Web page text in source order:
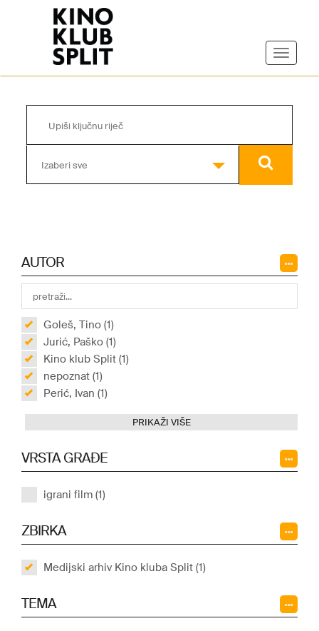
Izaberi sve
AUTOR
Goleš, Tino (1)
Jurić, Paško (1)
Kino klub Split (1)
nepoznat (1)
Perić, Ivan (1)
PRIKAŽI VIŠE
VRSTA GRAĐE
igrani film (1)
ZBIRKA
Medijski arhiv Kino kluba Split (1)
TEMA